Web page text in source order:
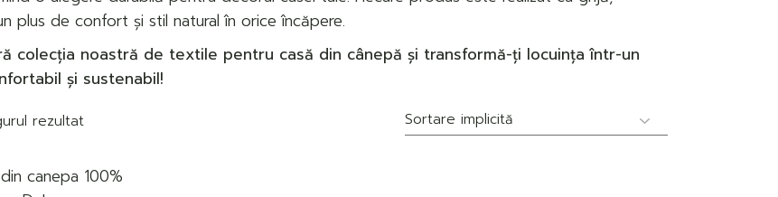
plus de confort și stil natural în orice încăpere.
colecția noastră de textile pentru casă din cânepă și transformă-ți locuința într-un
și sustenabil!
rezultat